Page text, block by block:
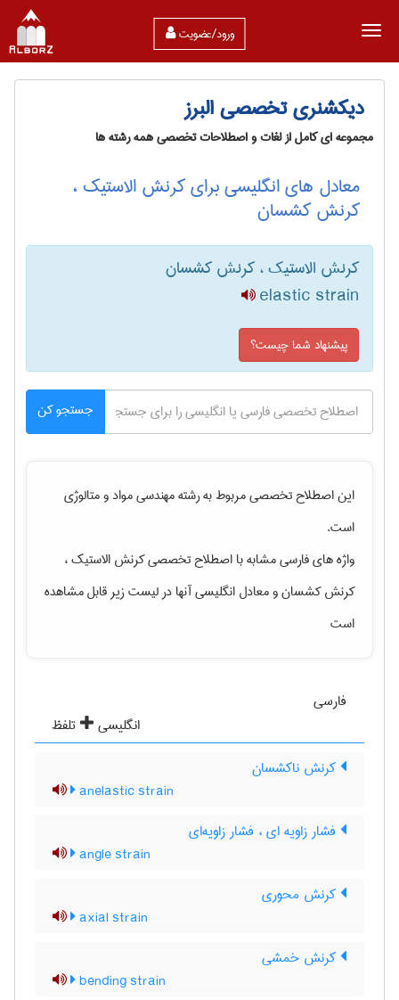
ورود/عضویت
دیکشنری تخصصی البرز
مجموعه ای کامل از لغات و اصطلاحات تخصصی همه رشته ها
معادل های انگلیسی برای کرنش الاستیک ،
کرنش کشسان
کرنش الاستیک ، کرنش کشسان
elastic strain
پیشنهاد شما چیست؟
جستجو کن
این اصطلاح تخصصی مربوط به رشتهمهندسی مواد و متالوژی
است.
واژه های فارسی مشابه با اصطلاح تخصصیکرنش الاستیک ،
کرنش کشسانو معادل انگلیسی آنها در لیست زیر قابل مشاهده
است
فارسی
انگلیسی
تلفظ
کرنش ناکشسان
anelastic strain
فشار زاویه ای ، فشار زاویه‌ای
angle strain
کرنش محوری
axial strain
کرنش خمشی
bending strain